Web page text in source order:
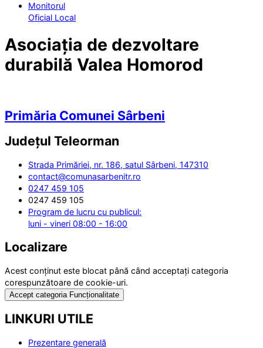
Monitorul
Oficial Local
Asociația de dezvoltare
durabilă Valea Homorod
Primăria Comunei Sârbeni
Județul Teleorman
Strada Primăriei, nr. 186, satul Sârbeni, 147310
contact@comunasarbenitr.ro
0247 459 105
0247 459 105
Program de lucru cu publicul:
luni - vineri 08:00 - 16:00
Localizare
Acest conținut este blocat până când acceptați categoria
corespunzătoare de cookie-uri.
Accept categoria Funcționalitate
LINKURI UTILE
Prezentare generală